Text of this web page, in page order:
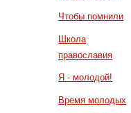
Чтобы помнили
Школа
православия
Я - молодой!
Время молодых